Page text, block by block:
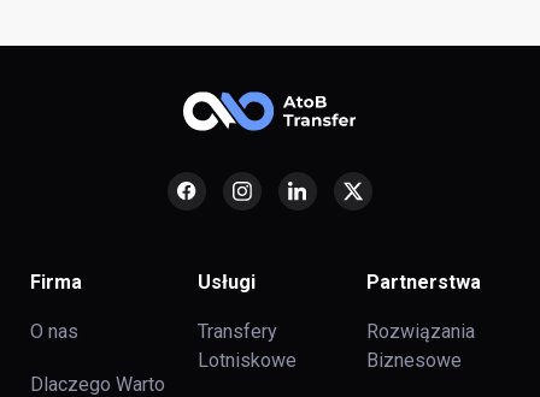
Firma
O nas
Dlaczego Warto
Usługi
Transfery
Lotniskowe
Partnerstwa
Rozwiązania
Biznesowe